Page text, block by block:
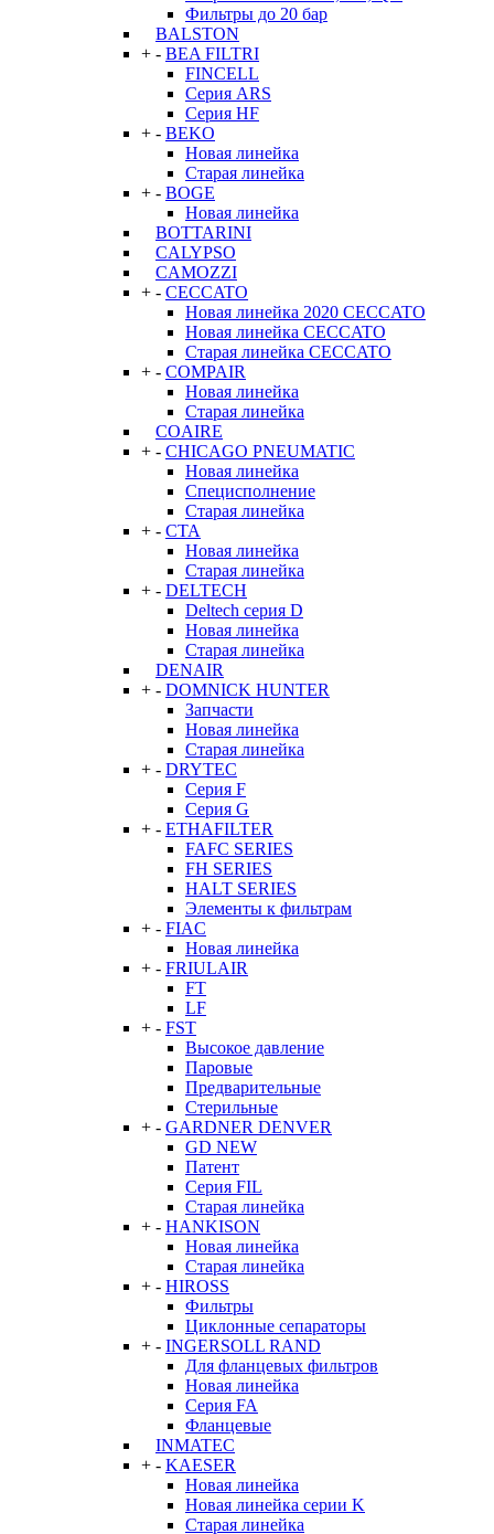
Фильтры до 20 бар
BALSTON
+ - BEA FILTRI
FINCELL
Серия ARS
Серия HF
+ - BEKO
Новая линейка
Старая линейка
+ - BOGE
Новая линейка
BOTTARINI
CALYPSO
CAMOZZI
+ - CECCATO
Новая линейка 2020 CECCATO
Новая линейка CECCATO
Старая линейка CECCATO
+ - COMPAIR
Новая линейка
Старая линейка
COAIRE
+ - CHICAGO PNEUMATIC
Новая линейка
Специсполнение
Старая линейка
+ - CTA
Новая линейка
Старая линейка
+ - DELTECH
Deltech серия D
Новая линейка
Старая линейка
DENAIR
+ - DOMNICK HUNTER
Запчасти
Новая линейка
Старая линейка
+ - DRYTEC
Серия F
Серия G
+ - ETHAFILTER
FAFC SERIES
FH SERIES
HALT SERIES
Элементы к фильтрам
+ - FIAC
Новая линейка
+ - FRIULAIR
FT
LF
+ - FST
Высокое давление
Паровые
Предварительные
Стерильные
+ - GARDNER DENVER
GD NEW
Патент
Серия FIL
Старая линейка
+ - HANKISON
Новая линейка
Старая линейка
+ - HIROSS
Фильтры
Циклонные сепараторы
+ - INGERSOLL RAND
Для фланцевых фильтров
Новая линейка
Серия FA
Фланцевые
INMATEC
+ - KAESER
Новая линейка
Новая линейка серии K
Старая линейка